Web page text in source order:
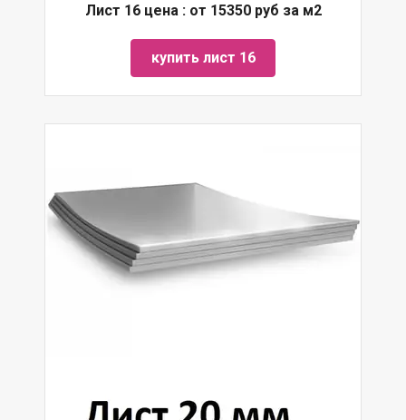
Лист 16 цена : от 15350 руб за м2
купить лист 16